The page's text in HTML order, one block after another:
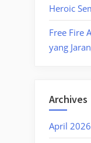
Heroic
Free Fire
yang
Archives
April 2026